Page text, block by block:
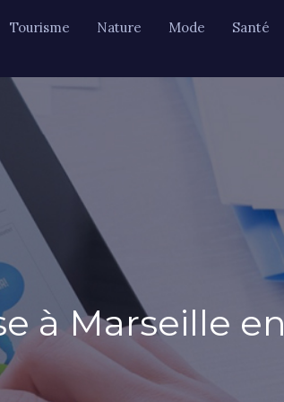
Tourisme Nature Mode Santé
à Marseille en